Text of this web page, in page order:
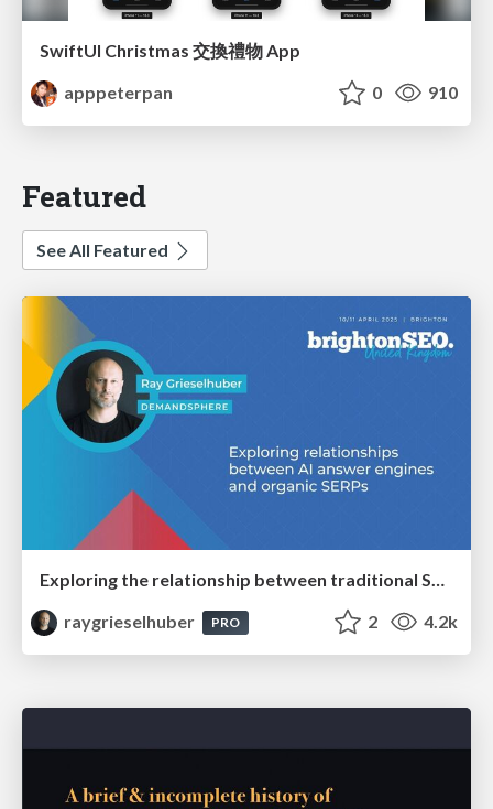
SwiftUI Christmas 交換禮物 App
apppeterpan
0 910
Featured
See All Featured
raygrieselhuber
PRO 2 4.2k